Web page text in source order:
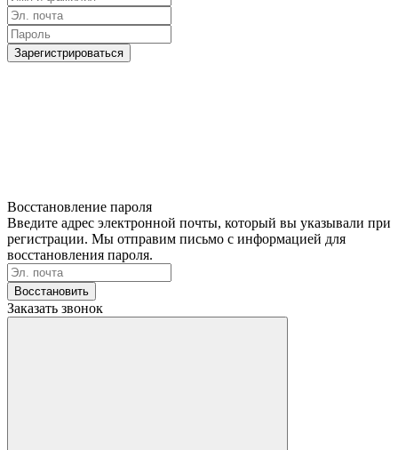
Зарегистрироваться
Восстановление пароля
Введите адрес электронной почты, который вы указывали при
регистрации. Мы отправим письмо с информацией для
восстановления пароля.
Восстановить
Заказать звонок